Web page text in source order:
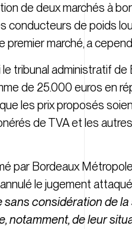
de deux marchés à
conducteurs de poids
premier marché, a
tribunal administratif
de 25.000 euros en
les prix proposés
de TVA et les
par Bordeaux
le jugement
sans considération de
notamment, de leur